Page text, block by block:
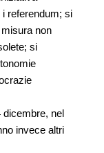
i referendum; si
non
si
dicembre, nel
invece altri